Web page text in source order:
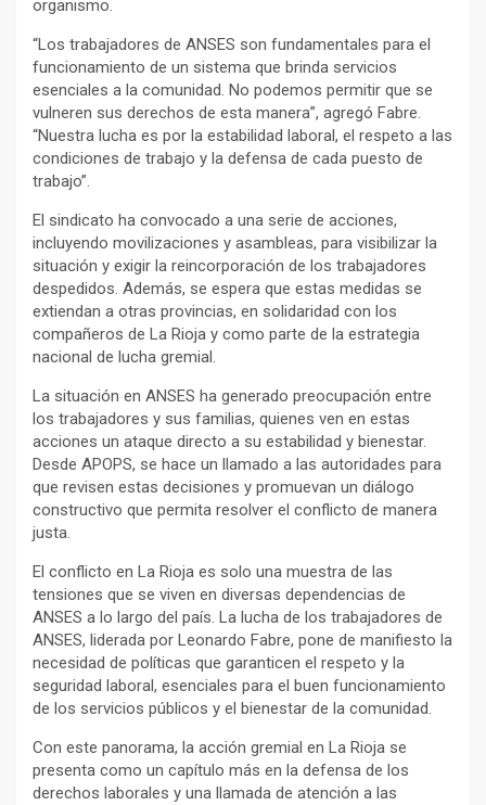
organismo.
“Los trabajadores de ANSES son fundamentales para el
funcionamiento de un sistema que brinda servicios
esenciales a la comunidad. No podemos permitir que se
vulneren sus derechos de esta manera”, agregó Fabre.
“Nuestra lucha es por la estabilidad laboral, el respeto a las
condiciones de trabajo y la defensa de cada puesto de
trabajo”.
El sindicato ha convocado a una serie de acciones,
incluyendo movilizaciones y asambleas, para visibilizar la
situación y exigir la reincorporación de los trabajadores
despedidos. Además, se espera que estas medidas se
extiendan a otras provincias, en solidaridad con los
compañeros de La Rioja y como parte de la estrategia
nacional de lucha gremial.
La situación en ANSES ha generado preocupación entre
los trabajadores y sus familias, quienes ven en estas
acciones un ataque directo a su estabilidad y bienestar.
Desde APOPS, se hace un llamado a las autoridades para
que revisen estas decisiones y promuevan un diálogo
constructivo que permita resolver el conflicto de manera
justa.
El conflicto en La Rioja es solo una muestra de las
tensiones que se viven en diversas dependencias de
ANSES a lo largo del país. La lucha de los trabajadores de
ANSES, liderada por Leonardo Fabre, pone de manifiesto la
necesidad de políticas que garanticen el respeto y la
seguridad laboral, esenciales para el buen funcionamiento
de los servicios públicos y el bienestar de la comunidad.
Con este panorama, la acción gremial en La Rioja se
presenta como un capítulo más en la defensa de los
derechos laborales y una llamada de atención a las